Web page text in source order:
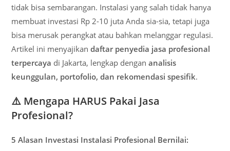
tidak bisa sembarangan. Instalasi yang salah tidak hanya
membuat investasi Rp 2-10 juta Anda sia-sia, tetapi juga
bisa merusak perangkat atau bahkan melanggar regulasi.
Artikel ini menyajikandaftar penyedia jasa profesional
terpercaya di Jakarta, lengkap dengananalisis
keunggulan, portofolio, dan rekomendasi spesifik.
⚠️ Mengapa HARUS Pakai Jasa
Profesional?
5 Alasan Investasi Instalasi Profesional Bernilai: